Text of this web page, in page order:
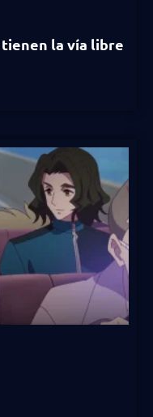
la vía libre